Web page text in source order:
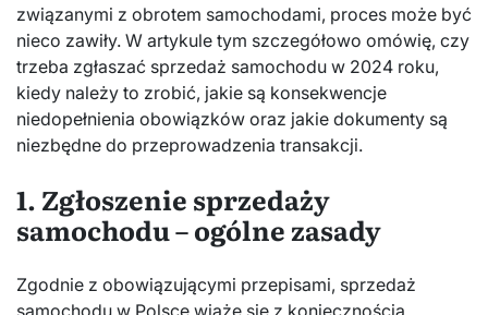
związanymi z obrotem samochodami, proces może być
nieco zawiły. W artykule tym szczegółowo omówię, czy
trzeba zgłaszać sprzedaż samochodu w 2024 roku,
kiedy należy to zrobić, jakie są konsekwencje
niedopełnienia obowiązków oraz jakie dokumenty są
niezbędne do przeprowadzenia transakcji.
1. Zgłoszenie sprzedaży
samochodu – ogólne zasady
Zgodnie z obowiązującymi przepisami, sprzedaż
samochodu w Polsce wiąże się z koniecznością